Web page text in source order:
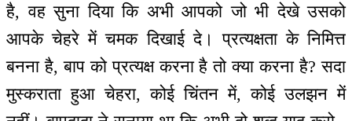
है, वह सुना दिया कि अभी आपको जो भी देखे उसको
आपके चेहरे में चमक दिखाई दे। प्रत्यक्षता के निमित्त
बनना है, बाप को प्रत्यक्ष करना है तो क्या करना है? सदा
मुस्कराता हुआ चेहरा, कोई चिंतन में, कोई उलझन में